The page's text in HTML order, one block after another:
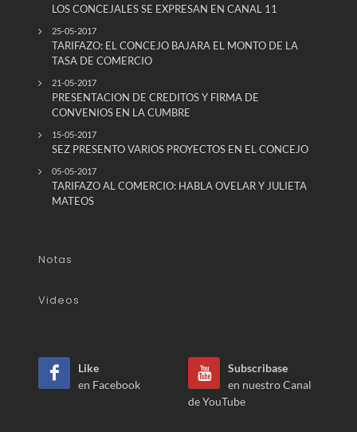
LOS CONCEJALES SE EXPRESAN EN CANAL 11
25-05-2017
TARIFAZO: EL CONCEJO BAJARA EL MONTO DE LA
TASA DE COMERCIO
21-05-2017
PRESENTACION DE CREDITOS Y FIRMA DE
CONVENIOS EN LA CUMBRE
15-05-2017
SEZ PRESENTO VARIOS PROYECTOS EN EL CONCEJO
05-05-2017
TARIFAZO AL COMERCIO: HABLA OVELAR Y JULIETA
MATEOS
Notas
Videos
Like
en Facebook
Subscribase
en nuestro Canal
de YouTube